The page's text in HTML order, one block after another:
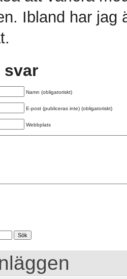
Ibland har jag
svar
Namn (obligatoriskt)
E-post (publiceras inte) (obligatoriskt)
Webbplats